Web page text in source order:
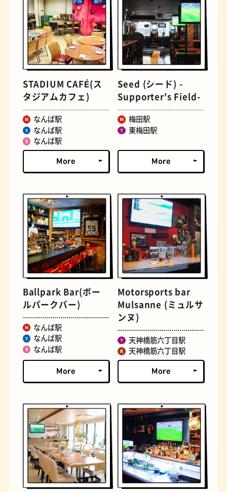
文房具 おにぎり
とうふ 床
STADIUM CAFÉ(ス
タジアムカフェ)
なんば駅
なんば駅
なんば駅
Seed (シード) -
Supporter's Field-
梅田駅
東梅田駅
Ballpark Bar(ボー
ルパークバー)
なんば駅
なんば駅
なんば駅
Motorsports bar
Mulsanne (ミュルサ
ンヌ)
天神橋筋六丁目駅
天神橋筋六丁目駅